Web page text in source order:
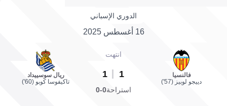
الدوري الإسباني
16 أغسطس 2025
فالنسيا
دييجو لوبيز (57')
انتهت
1
1
ريال سوسييداد
تاكيفوسا كوبو (60')
استراحة0-0